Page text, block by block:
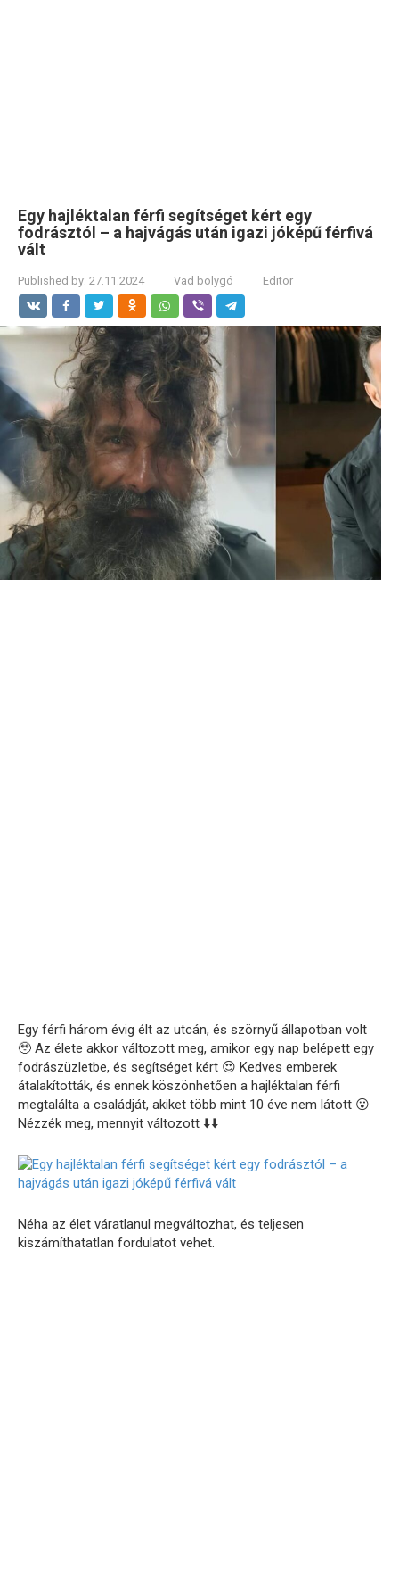
Egy hajléktalan férfi segítséget kért egy
fodrásztól – a hajvágás után igazi jóképű férfivá
vált
Published by: 27.11.2024 Vad bolygó Editor
Egy férfi három évig élt az utcán, és szörnyű állapotban volt
🥹 Az élete akkor változott meg, amikor egy nap belépett egy
fodrászüzletbe, és segítséget kért 😍 Kedves emberek
átalakították, és ennek köszönhetően a hajléktalan férfi
megtalálta a családját, akiket több mint 10 éve nem látott 😮
Nézzék meg, mennyit változott ⬇️⬇️
Néha az élet váratlanul megváltozhat, és teljesen
kiszámíthatatlan fordulatot vehet.